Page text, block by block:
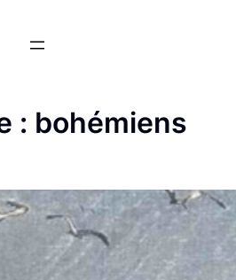
: bohémiens